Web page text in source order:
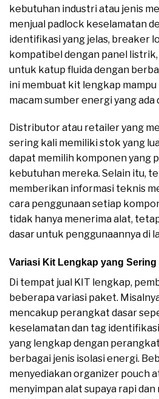
kebutuhan industri atau jenis
menjual padlock keselamatan
identifikasi yang jelas, breaker
kompatibel dengan panel
untuk katup fluida dengan
ini membuat kit lengkap
macam sumber energi yang ada
Distributor atau retailer yang
sering kali memiliki stok yang
dapat memilih komponen yang
kebutuhan mereka. Selain itu,
memberikan informasi teknis
cara penggunaan setiap
tidak hanya menerima alat,
dasar untuk penggunaannya di
Variasi Kit Lengkap yang Sering
Di tempat jual KIT lengkap,
beberapa variasi paket.
mencakup perangkat dasar
keselamatan dan tag
yang lengkap dengan
berbagai jenis isolasi energi.
menyediakan organizer pouch
menyimpan alat supaya rapi dan